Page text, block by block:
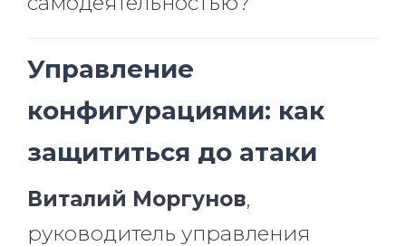
Управление
конфигурациями: как
защититься до атаки
Виталий Моргунов,
руководитель управления